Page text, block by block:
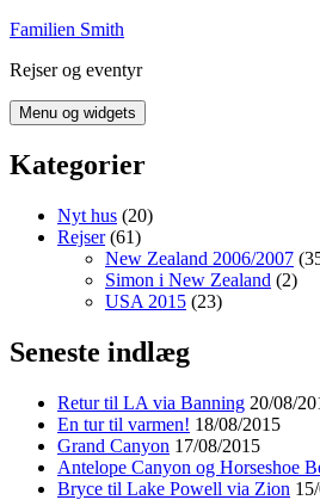
Hop
indhold
Familien Smith
Rejser og eventyr
Menu og widgets
Kategorier
Nyt hus (20)
Rejser(61)
New Zealand 2006/2007
Simon i New Zealand (2)
USA 2015 (23)
Seneste indlæg
Retur til LA via Banning 20/08/
En tur til varmen! 18/08/2015
Grand Canyon 17/08/2015
Antelope Canyon og Horseshoe
Bryce til Lake Powell via Zion